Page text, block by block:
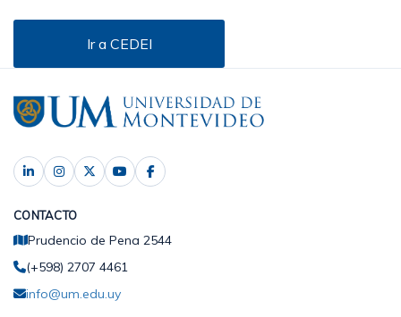
Ir a CEDEI
CONTACTO
Prudencio de Pena 2544
(+598) 2707 4461
info@um.edu.uy